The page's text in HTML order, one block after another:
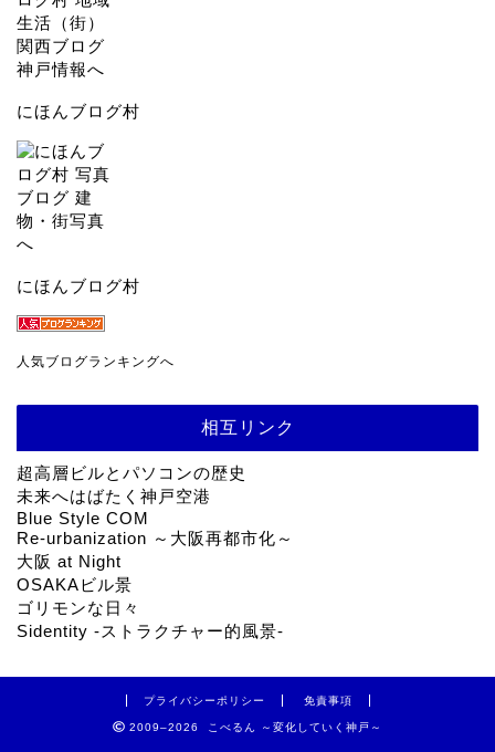
にほんブログ村
にほんブログ村
人気ブログランキングへ
相互リンク
超高層ビルとパソコンの歴史
未来へはばたく神戸空港
Blue Style COM
Re-urbanization ～大阪再都市化～
大阪 at Night
OSAKAビル景
ゴリモンな日々
Sidentity -ストラクチャー的風景-
プライバシーポリシー 免責事項
2009–2026 こべるん ～変化していく神戸～